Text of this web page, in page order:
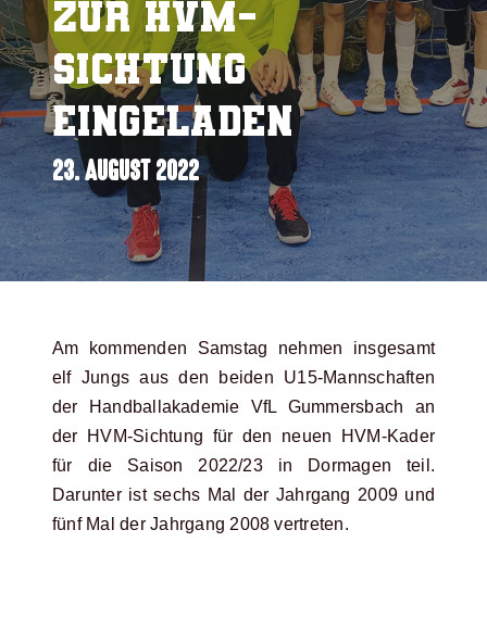
zur HVM-
Sichtung
eingeladen
23. AUGUST 2022
Am kommenden Samstag nehmen insgesamt
elf Jungs aus den beiden U15-Mannschaften
der Handballakademie VfL Gummersbach an
der HVM-Sichtung für den neuen HVM-Kader
für die Saison 2022/23 in Dormagen teil.
Darunter ist sechs Mal der Jahrgang 2009 und
fünf Mal der Jahrgang 2008 vertreten.